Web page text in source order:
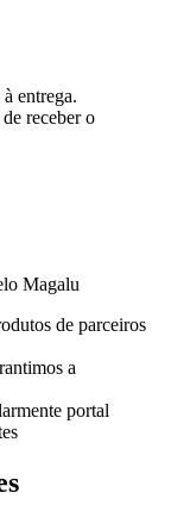
entrega.
receber o
Magalu
de parceiros
a
portal